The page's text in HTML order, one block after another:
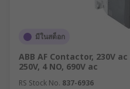
มีในสต็อก
ABB AF Contactor, 230V
250V, 4 NO, 690V ac
RS Stock No. 837-6936